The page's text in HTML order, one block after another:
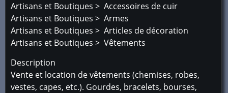
Artisans et Boutiques > Accessoires de cuir
Artisans et Boutiques > Armes
Artisans et Boutiques > Articles de décoration
Artisans et Boutiques > Vêtements
Description
Vente et location de vêtements (chemises, robes,
vestes, capes, etc.). Gourdes, bracelets, bourses,